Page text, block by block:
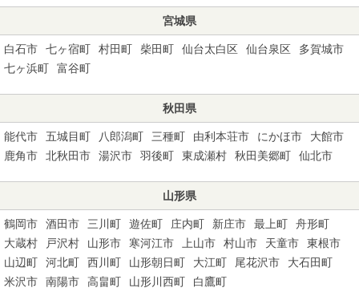
宮城県
白石市 七ヶ宿町 村田町 柴田町 仙台太白区 仙台泉区
多賀城市
七ヶ浜町
富谷町
秋田県
能代市 五城目町 八郎潟町 三種町 由利本荘市 にかほ市
大館市
鹿角市
北秋田市 湯沢市 羽後町 東成瀬村 秋田美郷町 仙北市
山形県
鶴岡市 酒田市 三川町 遊佐町 庄内町 新庄市 最上町
舟形町
大蔵村
戸沢村 山形市 寒河江市 上山市 村山市 天童市
東根市
山辺町
河北町 西川町 山形朝日町 大江町 尾花沢市
大石田町
米沢市
南陽市 高畠町 山形川西町 白鷹町